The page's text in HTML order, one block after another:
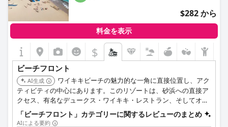
$282 から
料金を表示
$
ビーチフロント
AI生成
ワイキキビーチの魅力的な一角に直接位置し、アク
ティビティの中心にあります。このリゾートは、砂浜への直接ア
クセス、有名なデュークス・ワイキキ・レストラン、そしてオー
シャンビューのボイジャー47クラブ・ラウンジを備えた、クラシ
ックなハワイの雰囲気を提供します。
「ビーチフロント」カテゴリーに関するレビューのまとめ
AIによる要約